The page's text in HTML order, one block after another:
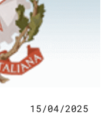
15/04/2025